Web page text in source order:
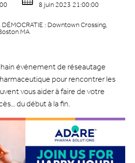
8 juin 2023 21:00:00
DÉMOCRATIE : Downtown Crossing,
MA
événement de réseautage
pour rencontrer les
vous aider à faire de votre
du début à la fin.